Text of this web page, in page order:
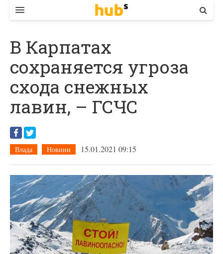
ЕКОНОМІКА
БІЗНЕС
СТАРТЕР
КОНТАКТИ
В Карпатах
сохраняется угроза
схода снежных
лавин, – ГСЧС
Влада Новини 15.01.2021 09:15